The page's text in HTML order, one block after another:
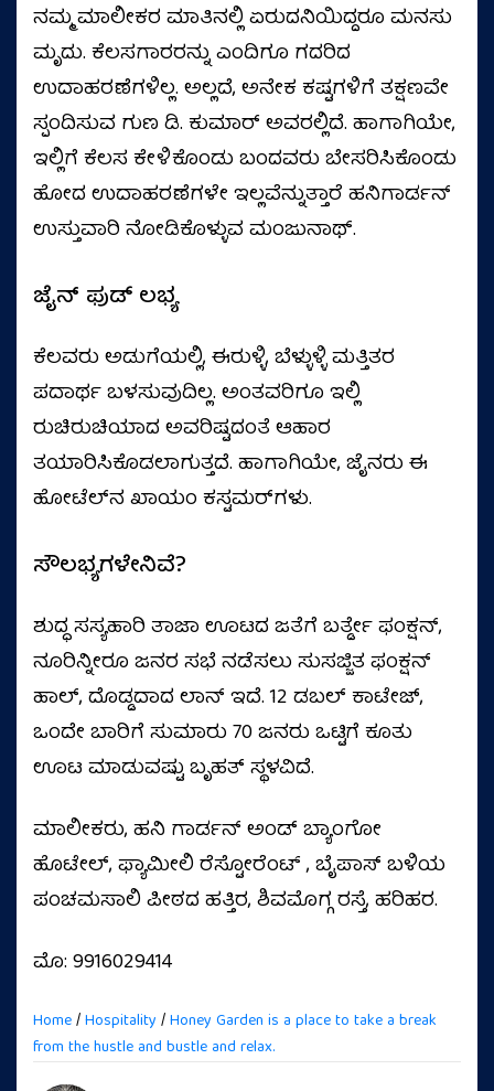
ನಮ್ಮ ಮಾಲೀಕರ ಮಾತಿನಲ್ಲಿ ಏರುದನಿಯಿದ್ದರೂ ಮನಸು
ಮೃದು. ಕೆಲಸಗಾರರನ್ನು ಎಂದಿಗೂ ಗದರಿದ
ಉದಾಹರಣೆಗಳಿಲ್ಲ. ಅಲ್ಲದೆ, ಅನೇಕ ಕಷ್ಟಗಳಿಗೆ ತಕ್ಷಣವೇ
ಸ್ಪಂದಿಸುವ ಗುಣ ಡಿ. ಕುಮಾರ್ ಅವರಲ್ಲಿದೆ. ಹಾಗಾಗಿಯೇ,
ಇಲ್ಲಿಗೆ ಕೆಲಸ ಕೇಳಿಕೊಂಡು ಬಂದವರು ಬೇಸರಿಸಿಕೊಂಡು
ಹೋದ ಉದಾಹರಣೆಗಳೇ ಇಲ್ಲವೆನ್ನುತ್ತಾರೆ ಹನಿಗಾರ್ಡನ್
ಉಸ್ತುವಾರಿ ನೋಡಿಕೊಳ್ಳುವ ಮಂಜುನಾಥ್.
ಜೈನ್ ಫುಡ್ ಲಭ್ಯ
ಕೆಲವರು ಅಡುಗೆಯಲ್ಲಿ, ಈರುಳ್ಳಿ, ಬೆಳ್ಳುಳ್ಳಿ ಮತ್ತಿತರ
ಪದಾರ್ಥ ಬಳಸುವುದಿಲ್ಲ. ಅಂತವರಿಗೂ ಇಲ್ಲಿ
ರುಚಿರುಚಿಯಾದ ಅವರಿಷ್ಟದಂತೆ ಆಹಾರ
ತಯಾರಿಸಿಕೊಡಲಾಗುತ್ತದೆ. ಹಾಗಾಗಿಯೇ, ಜೈನರು ಈ
ಹೋಟೆಲ್‌ನ ಖಾಯಂ ಕಸ್ಟಮರ್‌ಗಳು.
ಸೌಲಭ್ಯಗಳೇನಿವೆ?
ಶುದ್ಧ ಸಸ್ಯಹಾರಿ ತಾಜಾ ಊಟದ ಜತೆಗೆ ಬರ್ತ್ಡೇ ಫಂಕ್ಷನ್,
ನೂರಿನ್ನೀರೂ ಜನರ ಸಭೆ ನಡೆಸಲು ಸುಸಜ್ಜಿತ ಫಂಕ್ಷನ್
ಹಾಲ್, ದೊಡ್ಡದಾದ ಲಾನ್ ಇದೆ. 12 ಡಬಲ್ ಕಾಟೇಜ್,
ಒಂದೇ ಬಾರಿಗೆ ಸುಮಾರು 70 ಜನರು ಒಟ್ಟಿಗೆ ಕೂತು
ಊಟ ಮಾಡುವಷ್ಟು ಬೃಹತ್ ಸ್ಥಳವಿದೆ.
ಮಾಲೀಕರು, ಹನಿ ಗಾರ್ಡನ್ ಅಂಡ್ ಬ್ಯಾಂಗೋ
ಹೊಟೇಲ್, ಫ್ಯಾಮೀಲಿ ರೆಸ್ಟೋರೆಂಟ್ , ಬೈಪಾಸ್ ಬಳಿಯ
ಪಂಚಮಸಾಲಿ ಪೀಠದ ಹತ್ತಿರ, ಶಿವಮೊಗ್ಗ ರಸ್ತೆ, ಹರಿಹರ.
ಮೊ: 9916029414
Home/Hospitality /Honey Garden is a place to take a break
from the hustle and bustle and relax.